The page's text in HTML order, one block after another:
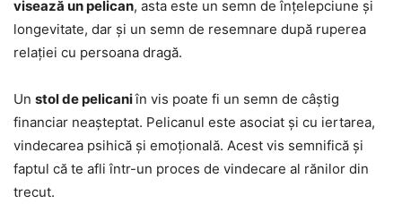
visează un pelican, asta este un semn de înțelepciune și
longevitate, dar și un semn de resemnare după ruperea
relației cu persoana dragă.
Un stol de pelicaniîn vis poate fi un semn de câștig
financiar neașteptat. Pelicanul este asociat și cu iertarea,
vindecarea psihică și emoțională. Acest vis semnifică și
faptul că te afli într-un proces de vindecare al rănilor din
trecut.